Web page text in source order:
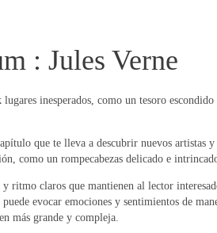
: Jules Verne
inesperados, como un tesoro
que te lleva a descubrir nuevos artistas
como un rompecabezas delicado e
ritmo claros que mantienen al lector
evocar emociones y sentimientos de
más grande y compleja.